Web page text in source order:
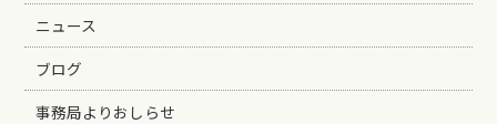
ニュース
ブログ
事務局よりおしらせ